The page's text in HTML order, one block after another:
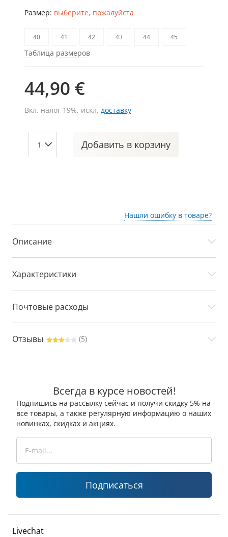
Размер: выберите, пожалуйста
40 41 42 43 44 45
Таблица размеров
44,90 €
Вкл. налог 19%, искл. доставку
Добавить в корзину
Нашли ошибку в товаре?
Описание
Характеристики
Почтовые расходы
Отзывы (5)
Всегда в курсе новостей!
Подпишись на рассылку сейчас и получи скидку 5% на
все товары, а также регулярную информацию о наших
новинках, скидках и акциях.
Подписаться
Livechat